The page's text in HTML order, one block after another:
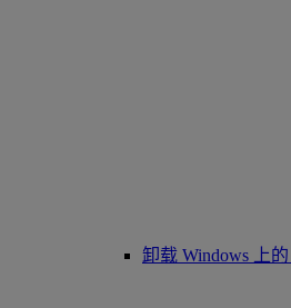
卸载 Windows 上的